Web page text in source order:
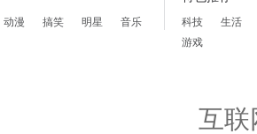
动漫 搞笑 明星 音乐 科技
生活
游戏
互联